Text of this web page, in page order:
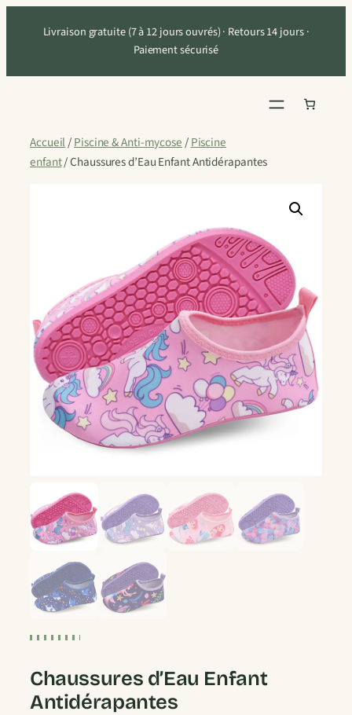
Livraison gratuite (7 à 12 jours ouvrés) · Retours 14 jours ·
Paiement sécurisé
Accueil/Piscine & Anti-mycose/Piscine
enfant/ Chaussures d’Eau Enfant Antidérapantes
Chaussures d’Eau Enfant
Antidérapantes